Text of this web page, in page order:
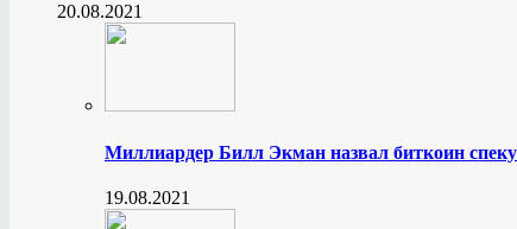
20.08.2021
Миллиардер Билл Экман назвал биткоин
19.08.2021